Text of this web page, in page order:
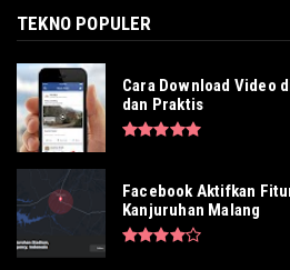
TEKNO POPULER
Cara Download Video
dan Praktis
Facebook Aktifkan
Kanjuruhan Malang